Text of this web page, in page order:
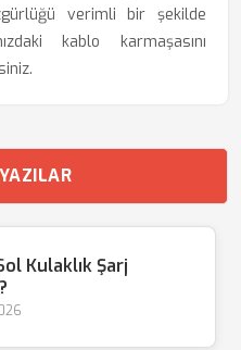
verimli bir şekilde
kablo karmaşasını
Kulaklık Şarj